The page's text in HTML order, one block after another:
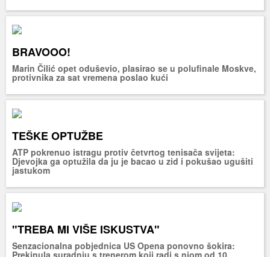
BRAVOOO!
Marin Čilić opet oduševio, plasirao se u polufinale Moskve,
protivnika za sat vremena poslao kući
TEŠKE OPTUŽBE
ATP pokrenuo istragu protiv četvrtog tenisača svijeta:
Djevojka ga optužila da ju je bacao u zid i pokušao ugušiti
jastukom
"TREBA MI VIŠE ISKUSTVA"
Senzacionalna pobjednica US Opena ponovno šokira:
Prekinula suradnju s trenerom koji radi s njom od 10.